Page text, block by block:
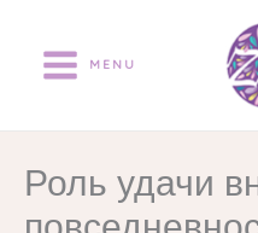
contenido
MENU
Роль удачи